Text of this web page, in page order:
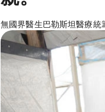
無國界醫生巴勒斯坦醫療統